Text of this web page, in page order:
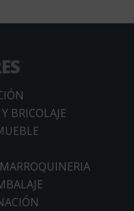
BRICOLAJE